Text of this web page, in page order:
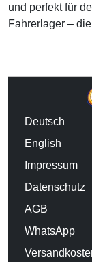
und perfekt für
Fahrerlager –
Deutsch
English
Impressum
Datenschutz
AGB
WhatsApp